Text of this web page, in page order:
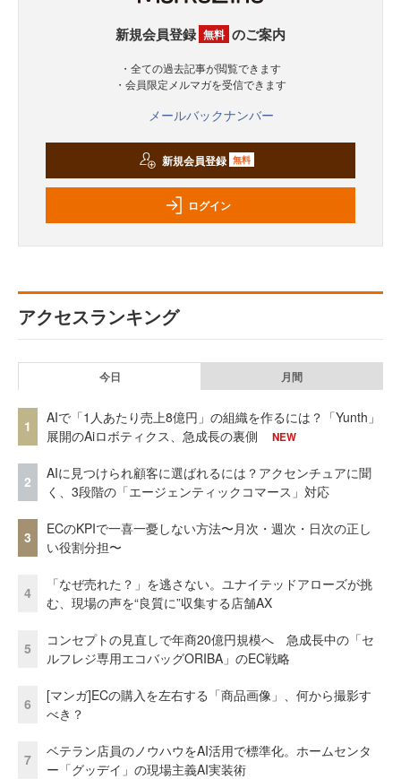
新規会員登録 無料 のご案内
・全ての過去記事が閲覧できます
・会員限定メルマガを受信できます
メールバックナンバー
新規会員登録 無料
ログイン
アクセスランキング
今日 月間
1
AIで「1人あたり売上8億円」の組織を作るには？「Yunth」
展開のAiロボティクス、急成長の裏側
NEW
2
AIに見つけられ顧客に選ばれるには？アクセンチュアに聞
く、3段階の「エージェンティックコマース」対応
3
ECのKPIで一喜一憂しない方法〜月次・週次・日次の正し
い役割分担〜
4
「なぜ売れた？」を逃さない。ユナイテッドアローズが挑
む、現場の声を“良質に”収集する店舗AX
5
コンセプトの見直しで年商20億円規模へ 急成長中の「セ
ルフレジ専用エコバッグORIBA」のEC戦略
6
[マンガ]ECの購入を左右する「商品画像」、何から撮影す
べき？
7
ベテラン店員のノウハウをAI活用で標準化。ホームセンタ
ー「グッデイ」の現場主義AI実装術